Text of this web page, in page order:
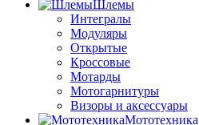
Шлемы
Интегралы
Модуляры
Открытые
Кроссовые
Мотарды
Мотогарнитуры
Визоры и аксессуары
Мототехника